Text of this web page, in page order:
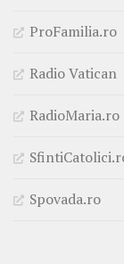
ProFamilia.ro
Radio Vatican
RadioMaria.ro
Spovada.ro